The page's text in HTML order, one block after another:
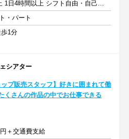
週1日以上 1日4時間以上 シフト自由・自己申告
・パート
1分
シアター
ップ販売スタッフ】好きに囲まれて働
くさんの作品の中でお仕事できる
＋交通費支給